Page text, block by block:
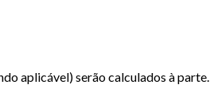
aplicável) serão calculados à parte.